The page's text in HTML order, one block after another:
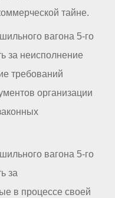
тайне.
вагона 5-го
за неисполнение
требований
организации
вагона 5-го
за
в процессе своей